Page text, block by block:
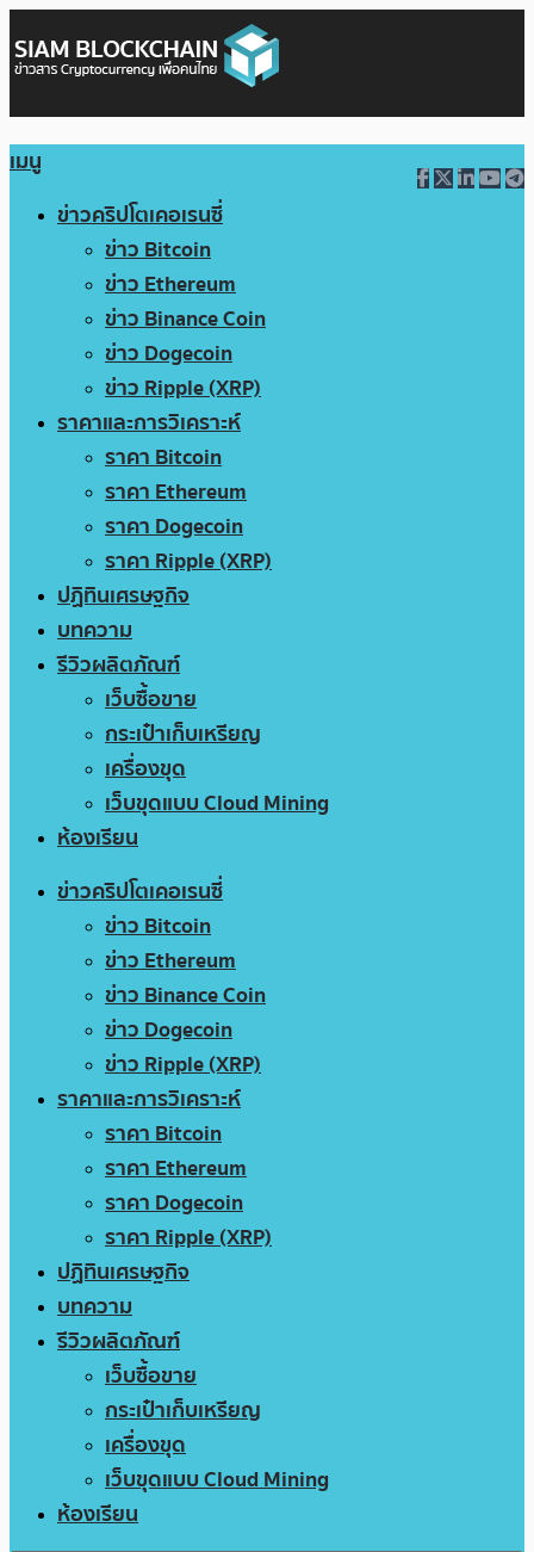
เมนู
ข่าวคริปโตเคอเรนซี่
ข่าว Bitcoin
ข่าว Ethereum
ข่าว Binance Coin
ข่าว Dogecoin
ข่าว Ripple (XRP)
ราคาและการวิเคราะห์
ราคา Bitcoin
ราคา Ethereum
ราคา Dogecoin
ราคา Ripple (XRP)
ปฏิทินเศรษฐกิจ
บทความ
รีวิวผลิตภัณฑ์
เว็บซื้อขาย
กระเป๋าเก็บเหรียญ
เครื่องขุด
เว็บขุดแบบ Cloud Mining
ห้องเรียน
ข่าวคริปโตเคอเรนซี่
ข่าว Bitcoin
ข่าว Ethereum
ข่าว Binance Coin
ข่าว Dogecoin
ข่าว Ripple (XRP)
ราคาและการวิเคราะห์
ราคา Bitcoin
ราคา Ethereum
ราคา Dogecoin
ราคา Ripple (XRP)
ปฏิทินเศรษฐกิจ
บทความ
รีวิวผลิตภัณฑ์
เว็บซื้อขาย
กระเป๋าเก็บเหรียญ
เครื่องขุด
เว็บขุดแบบ Cloud Mining
ห้องเรียน